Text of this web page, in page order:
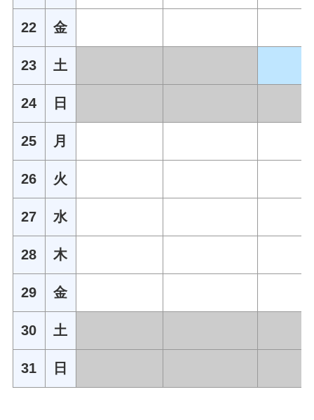
22 金
23 土
24 日
25 月
26 火
27 水
28 木
29 金
30 土
31 日